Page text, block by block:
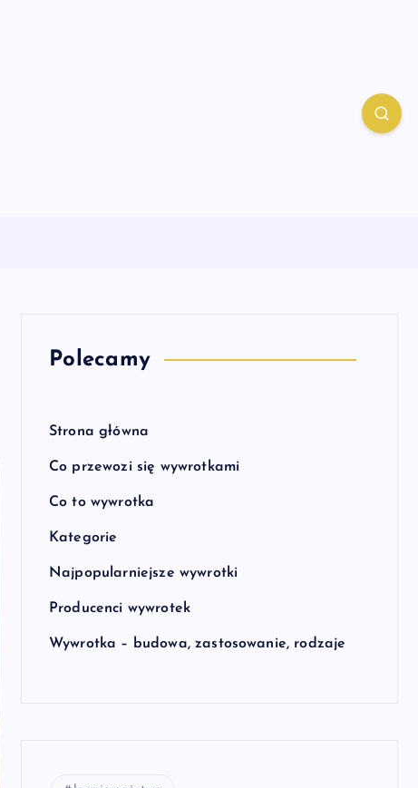
Polecamy
Strona główna
Co przewozi się wywrotkami
Co to wywrotka
Kategorie
Najpopularniejsze wywrotki
Producenci wywrotek
Wywrotka – budowa, zastosowanie, rodzaje